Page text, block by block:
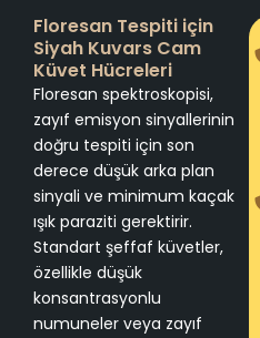
Floresan Tespiti için
Siyah Kuvars Cam
Küvet Hücreleri
Floresan spektroskopisi,
zayıf emisyon sinyallerinin
doğru tespiti için son
derece düşük arka plan
sinyali ve minimum kaçak
ışık paraziti gerektirir.
Standart şeffaf küvetler,
özellikle düşük
konsantrasyonlu
numuneler veya zayıf